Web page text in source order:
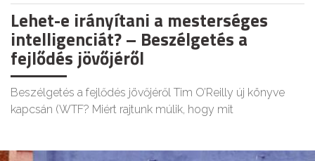
Lehet-e irányítani a mesterséges
intelligenciát? – Beszélgetés a
fejlődés jövőjéről
Beszélgetés a fejlődés jövőjéről Tim O’Reilly új könyve
kapcsán (WTF? Miért rajtunk múlik, hogy mit